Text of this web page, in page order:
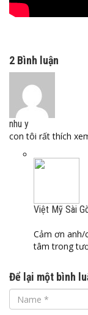
2 Bình luận
nhu y
con tôi rất thích
Việt Mỹ Sài
Cảm ơn anh/
tâm trong
Để lại một bình